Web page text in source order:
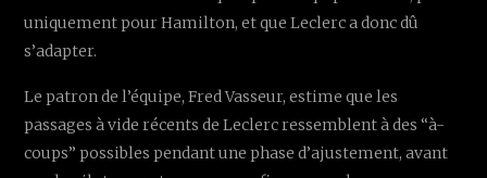
uniquement pour Hamilton, et que Leclerc a donc dû
s’adapter.
Le patron de l’équipe, Fred Vasseur, estime que les
passages à vide récents de Leclerc ressemblent à des “à-
coups” possibles pendant une phase d’ajustement, avant